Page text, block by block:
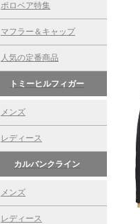
ポロベア特集
マフラー＆キャップ
人気の定番商品
トミーヒルフィガー
メンズ
レディース
カルバンクライン
メンズ
レディース